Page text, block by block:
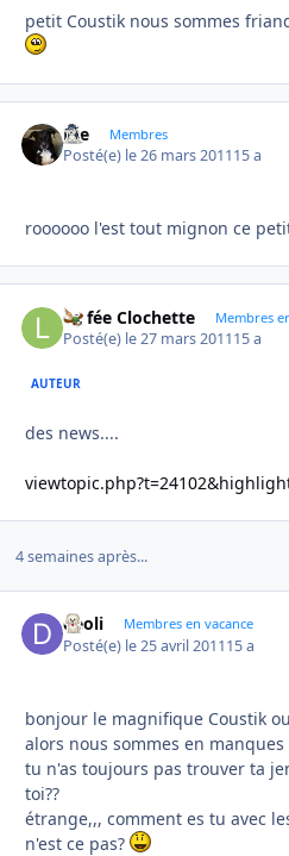
petit Coustik nous sommes
Joe Membres
Posté(e) le 26 mars 201115 a
roooooo l'est tout mignon ce
La fée Clochette Membres
Posté(e) le 27 mars 201115 a
AUTEUR
des news....
4 semaines après...
deoli Membres en vacance
Posté(e) le 25 avril 201115 a
bonjour le magnifique Coustik
alors nous sommes en
tu n'as toujours pas trouver ta
toi??
étrange,,, comment es tu avec
n'est ce pas?